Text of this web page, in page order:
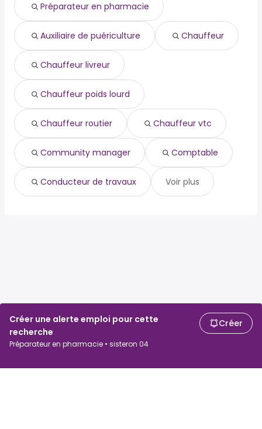
Créer une alerte emploi pour cette
recherche
Préparateur en pharmacie • sisteron 04
Créer
chauffeur poids lourd
chauffeur routier
chauffeur vtc
community manager
comptable
conducteur de travaux
dame de compagnie
Préparateur en pharmacie
Auxiliaire de puériculture Chauffeur
Chauffeur livreur
Chauffeur poids lourd
Chauffeur routier Chauffeur vtc
Community manager Comptable
Conducteur de travaux Voir plus